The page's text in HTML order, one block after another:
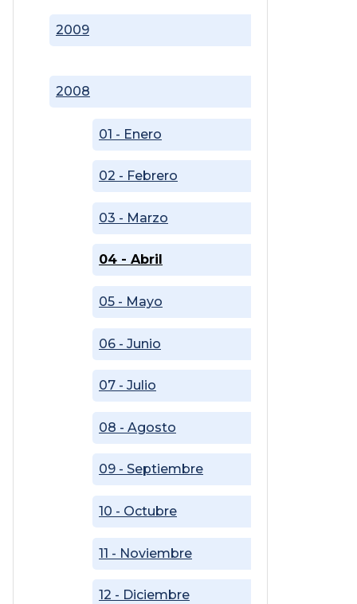
2008
01 - Enero
02 - Febrero
03 - Marzo
04 - Abril
05 - Mayo
06 - Junio
07 - Julio
08 - Agosto
09 - Septiembre
10 - Octubre
11 - Noviembre
12 - Diciembre
2009